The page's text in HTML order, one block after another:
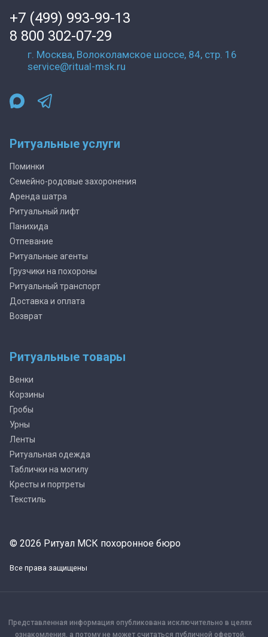
+7 (499) 993-99-13
8 800 302-07-29
г. Москва, Волоколамское шоссе, 84, стр. 16
service@ritual-msk.ru
Ритуальные услуги
Поминки
Семейно-родовые захоронения
Аренда шатра
Ритуальный лифт
Панихида
Отпевание
Ритуальные агенты
Грузчики на похороны
Ритуальный транспорт
Доставка и оплата
Возврат
Ритуальные товары
Венки
Корзины
Гробы
Урны
Ленты
Ритуальная одежда
Таблички на могилу
Кресты и портреты
Текстиль
© 2026 Ритуал МСК похоронное бюро
Все права защищены
Представленная информация опубликована исключительно в целях
ознакомления, а потому не может считаться публичной офертой,